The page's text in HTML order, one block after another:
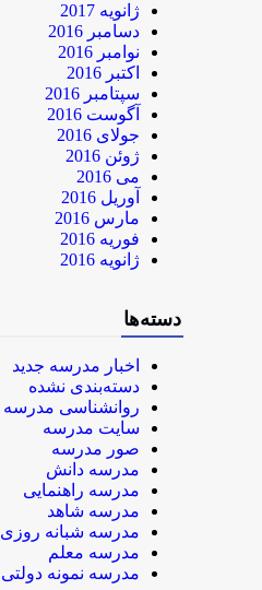
ژانویه 2017
دسامبر 2016
نوامبر 2016
اکتبر 2016
سپتامبر 2016
آگوست 2016
جولای 2016
ژوئن 2016
می 2016
آوریل 2016
مارس 2016
فوریه 2016
ژانویه 2016
دسته‌ها
اخبار مدرسه جدید
دسته‌بندی نشده
روانشناسی مدرسه
سایت مدرسه
صور مدرسه
مدرسه دانش
مدرسه راهنمایی
مدرسه شاهد
مدرسه شبانه روزی
مدرسه معلم
مدرسه نمونه دولتی